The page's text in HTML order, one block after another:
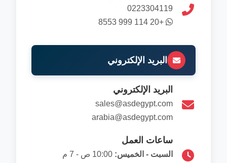
0223304119
+20 114 999 8553
البريد الإلكتروني
البريد الإلكتروني
sales@asdegypt.com
arabia@asdegypt.com
ساعات العمل
السبت - الخميس: